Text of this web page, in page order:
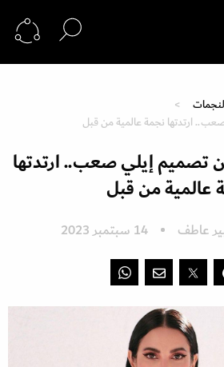
ارتدتها نجمة عالمية من قبل
تصميم إيلي صعب.. ارتدتها
عالمية من قبل
عاطف 14 سبتمبر 2023